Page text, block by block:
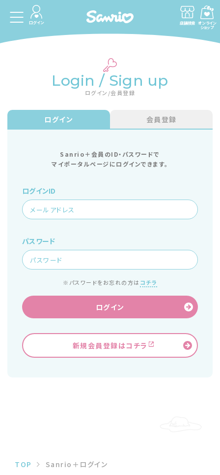
ログイン 店舗検索 オンライン
ショップ
Login / Sign up
ログイン/会員登録
ログイン 会員登録
Sanrio＋会員のID・パスワードで
マイポータルページにログインできます。
ログインID
パスワード
※パスワードをお忘れの方は コチラ
ログイン
新規会員登録はコチラ
TOP Sanrio＋ログイン